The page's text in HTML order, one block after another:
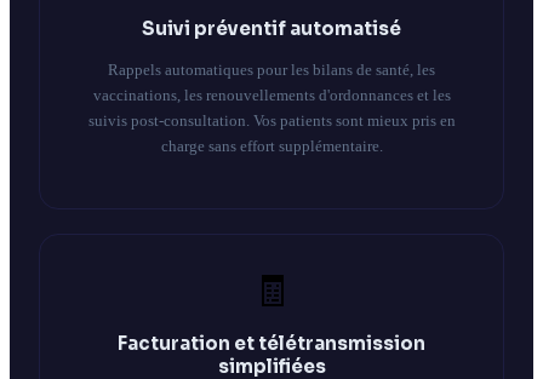
Suivi préventif automatisé
Rappels automatiques pour les bilans de santé, les
vaccinations, les renouvellements d'ordonnances et les
suivis post-consultation. Vos patients sont mieux pris en
charge sans effort supplémentaire.
🧾
Facturation et télétransmission
simplifiées